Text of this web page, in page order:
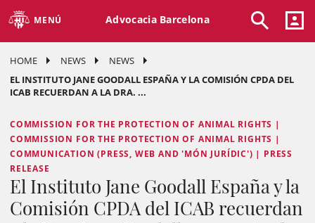
MENÚ Advocacia Barcelona
HOME NEWS
NEWS
EL INSTITUTO JANE GOODALL ESPAÑA Y LA COMISIÓN CPDA DEL
ICAB RECUERDAN A LA DRA. ...
COMMISSION FOR THE PROTECTION OF ANIMAL RIGHTS |
COMMISSION FOR THE PROTECTION OF ANIMAL RIGHTS |
COMMUNICATION (PRESS, WEB AND 'MÓN JURÍDIC') | PRESS
RELEASE
El Instituto Jane Goodall España y la
Comisión CPDA del ICAB recuerdan